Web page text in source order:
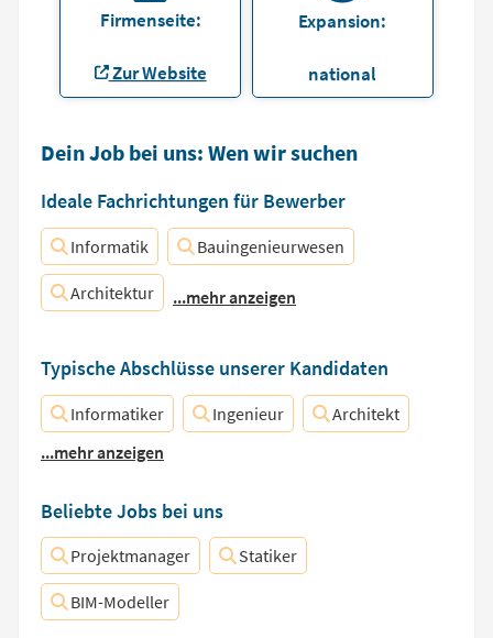
Firmenseite:
Zur Website
Expansion:
national
Dein Job bei uns: Wen wir suchen
Ideale Fachrichtungen für Bewerber
Informatik Bauingenieurwesen
Architektur ...mehr anzeigen
Typische Abschlüsse unserer Kandidaten
Informatiker Ingenieur
Architekt
...mehr anzeigen
Beliebte Jobs bei uns
Projektmanager Statiker
BIM-Modeller